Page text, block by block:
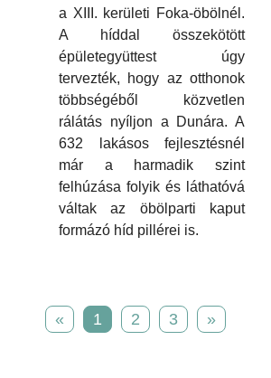
a XIII. kerületi Foka-öbölnél.
A híddal összekötött
épületegyüttest úgy
tervezték, hogy az otthonok
többségéből közvetlen
rálátás nyíljon a Dunára. A
632 lakásos fejlesztésnél
már a harmadik szint
felhúzása folyik és láthatóvá
váltak az öbölparti kaput
formázó híd pillérei is.
« 1 2 3 »